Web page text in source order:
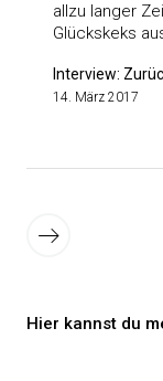
allzu langer
Glückskeks
Interview:
14. März 2017
derBeiträge
Hier kannst du